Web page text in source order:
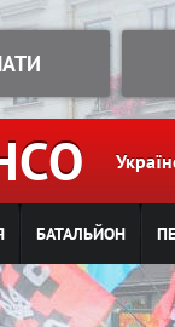
БАТАЛЬЙОН